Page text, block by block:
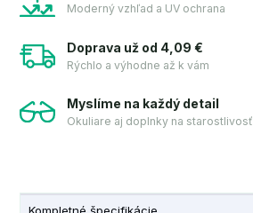
Moderný vzhľad a UV ochrana
Doprava už od 4,09 €
Rýchlo a výhodne až k vám
Myslíme na každý detail
Okuliare aj doplnky na starostlivosť